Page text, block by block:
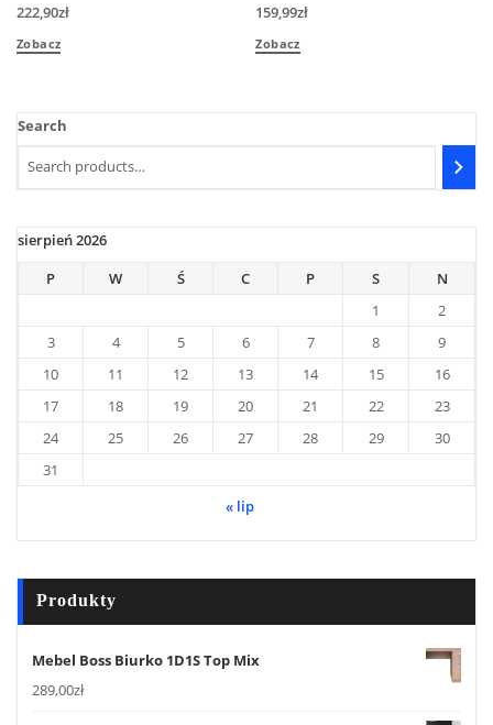
222,90zł
Zobacz
159,99zł
Zobacz
Search
sierpień 2026
P
W Ś C P S
N
1
2
3
4 5 6 7 8
9
10
11 12 13 14 15
16
17
18 19 20 21 22
23
24
25 26 27 28 29
30
31
« lip
Produkty
Mebel Boss Biurko 1D1S Top Mix
289,00zł